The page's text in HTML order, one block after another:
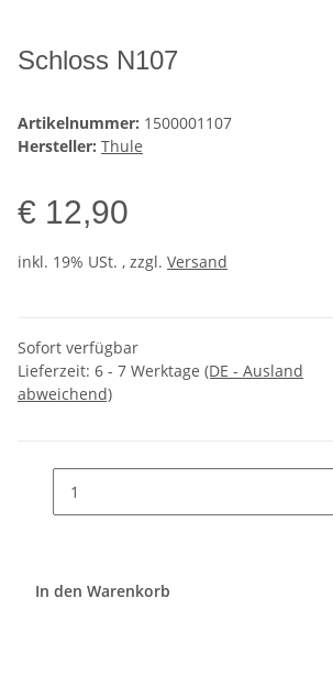
Schloss N107
Artikelnummer: 1500001107
Hersteller: Thule
€ 12,90
inkl. 19% USt. , zzgl. Versand
Sofort verfügbar
Lieferzeit: 6 - 7 Werktage (DE - Ausland
abweichend)
In den Warenkorb